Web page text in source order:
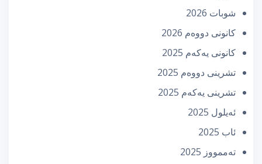
شوبات 2026
كانونی دووه‌م 2026
كانونی یه‌كه‌م 2025
تشرینی دووه‌م 2025
تشرینی یه‌كه‌م 2025
ئه‌یلول 2025
ئاب 2025
تەممووز 2025